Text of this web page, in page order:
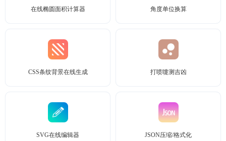
在线椭圆面积计算器 角度单位换算
CSS条纹背景在线生成 打喷嚏测吉凶
SVG在线编辑器 JSON压缩/格式化